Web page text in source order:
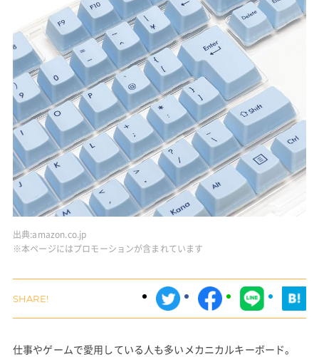
出典:amazon.co.jp
※本ページにはプロモーションが含まれています
仕事やゲームで愛用している人も多いメカニカルキーボード。